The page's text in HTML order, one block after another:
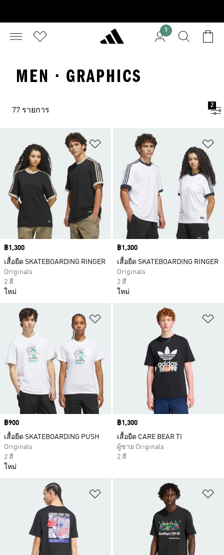
1
MEN · GRAPHICS
77 รายการ
2
เพิ่มไปยังรายการสินค้าโปรด
Price
฿1,300
เสื้อยืด SKATEBOARDING RINGER
Originals
2 สี
ใหม่
Price
฿1,300
เสื้อยืด SKATEBOARDING RINGER
Originals
2 สี
ใหม่
เพิ่มไปยังรายการสินค้าโปรด
Price
฿900
เสื้อยืด SKATEBOARDING PUSH
Originals
2 สี
ใหม่
Price
฿1,300
เสื้อยืด CARE BEAR TI
ผู้ชาย Originals
2 สี
เพิ่มไปยังรายการสินค้าโปรด